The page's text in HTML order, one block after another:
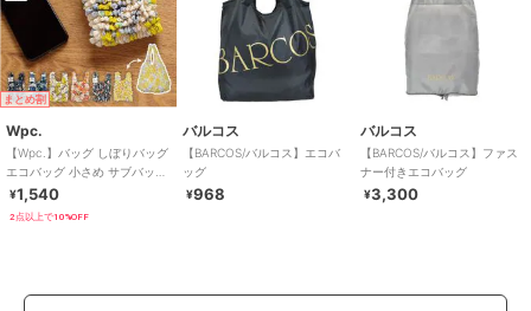
まとめ割
Wpc.
【Wpc.】バッグ しぼりバッグ
エコバッグ 小さめ サブバッグ
コンパクト 洗濯可能 レディ
ース
¥1,540
2点以上で10%OFF
バルコス
【BARCOS/バルコス】エコバ
ッグ
¥968
バルコス
【BARCOS/バルコス】ファス
ナー付きエコバッグ
¥3,300